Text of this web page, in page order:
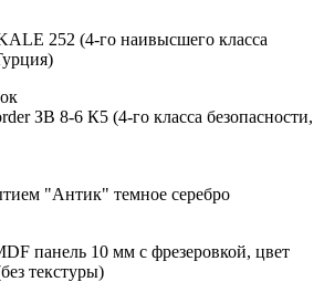
252 (4-го наивысшего класса
ЗВ 8-6 К5 (4-го класса безопасности,
"Антик" темное серебро
панель 10 мм с фрезеровкой, цвет
текстуры)